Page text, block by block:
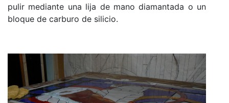
pulir mediante una lija de mano diamantada o un
bloque de carburo de silicio.